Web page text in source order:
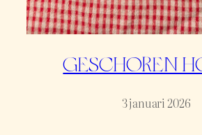
GESCHOREN
3 januari 2026